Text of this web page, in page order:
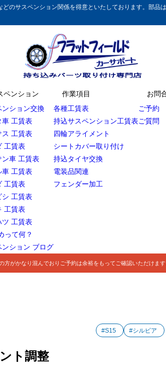
のサスペンション関係を得意といたしております。部
ペンション
ンション交換
車 工賃表
ス 工賃表
工賃表
ン車 工賃表
車 工賃表
工賃表
シ 工賃表
工賃表
ツ 工賃表
って何？
ンション ブログ
作業項目
各種工賃表
持込サスペンション工賃表
四輪アライメント
シートカバー取り付け
持込タイヤ交換
電装品関連
フェンダー加工
お問
ご予約
ご質問
方がかなり混んでおりご予約は余裕をもってご確認いただけます
#S15 #シルビア
ト調整